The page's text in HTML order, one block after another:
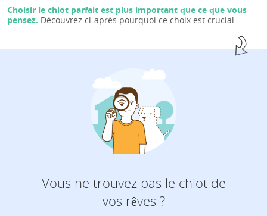
Choisir le chiot parfait est plus important que ce que vous
pensez. Découvrez ci-après pourquoi ce choix est crucial.
Vous ne trouvez pas le chiot de
vos rêves ?